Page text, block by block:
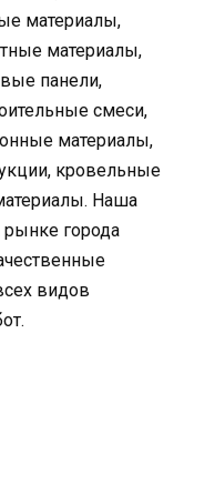
материалы,
материалы,
панели,
смеси,
материалы,
кровельные
Наша
рынке города
видов